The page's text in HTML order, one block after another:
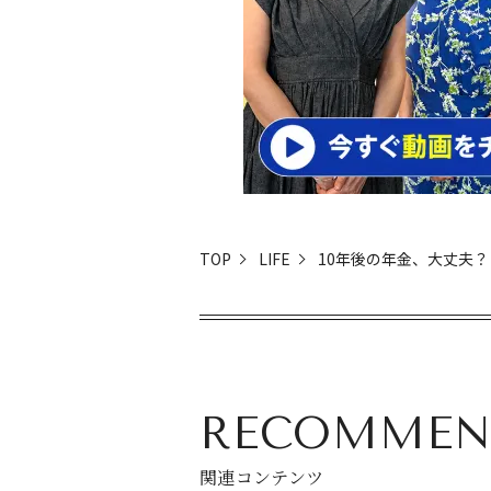
TOP LIFE 10年後の年金、大丈夫？
関連コンテンツ